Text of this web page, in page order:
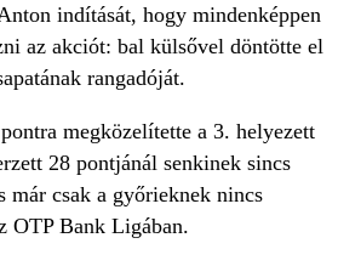
indítását, hogy mindenképpen
az akciót: bal külsővel döntötte el
rangadóját.
megközelítette a 3. helyezett
28 pontjánál senkinek sincs
már csak a győrieknek nincs
OTP Bank Ligában.